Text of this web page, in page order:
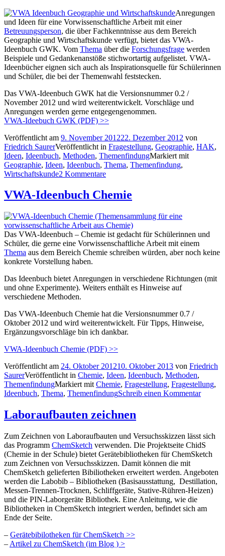
Anregungen
und Ideen für eine Vorwissenschaftliche Arbeit mit einer
Betreuungsperson, die über Fachkenntnisse aus dem Bereich
Geographie und Wirtschaftskunde verfügt, bietet das VWA-
Ideenbuch GWK. Vom Thema über die Forschungsfrage werden
Beispiele und Gedankenanstöße stichwortartig aufgelistet. VWA-
Ideenbücher eignen sich auch als Inspirationsquelle für Schülerinnen
und Schüler, die bei der Themenwahl feststecken.
Das VWA-Ideenbuch GWK hat die Versionsnummer 0.2 /
November 2012 und wird weiterentwickelt. Vorschläge und
Anregungen werden gerne entgegengenommen.
VWA-Ideebuch GWK (PDF) >>
Veröffentlicht am 9. November 201222. Dezember 2012 von
Friedrich SaurerVeröffentlicht in Fragestellung, Geographie, HAK,
Ideen, Ideenbuch, Methoden, ThemenfindungMarkiert mit
Geographie, Ideen, Ideenbuch, Thema, Themenfindung,
Wirtschaftskunde2 Kommentare
VWA-Ideenbuch Chemie
Das VWA-Ideenbuch – Chemie ist gedacht für Schülerinnen und
Schüler, die gerne eine Vorwissenschaftliche Arbeit mit einem
Thema aus dem Bereich Chemie schreiben würden, aber noch keine
konkrete Vorstellung haben.
Das Ideenbuch bietet Anregungen in verschiedene Richtungen (mit
und ohne Experimente). Weiters enthält es Hinweise auf
verschiedene Methoden.
Das VWA-Ideenbuch Chemie hat die Versionsnummer 0.7 /
Oktober 2012 und wird weiterentwickelt. Für Tipps, Hinweise,
Ergänzungsvorschläge bin ich dankbar.
VWA-Ideenbuch Chemie (PDF) >>
Veröffentlicht am 24. Oktober 201210. Oktober 2013 von Friedrich
SaurerVeröffentlicht in Chemie, Ideen, Ideenbuch, Methoden,
ThemenfindungMarkiert mit Chemie, Fragestellung, Fragestellung,
Ideenbuch, Thema, ThemenfindungSchreib einen Kommentar
Laboraufbauten zeichnen
Zum Zeichnen von Laboraufbauten und Versuchsskizzen lässt sich
das Programm ChemSketch verwenden. Die Projektseite ChidS
(Chemie in der Schule) bietet Gerätebibliotheken für ChemSketch
zum Zeichnen von Versuchsskizzen. Damit können die mit
ChemSketch gelieferten Bibiliotheken erweitert werden. Angeboten
werden die Labobib – Bibliotheken (Basisausstattung, Destillation,
Messen-Trennen-Trocknen, Schliffgeräte, Stative-Rühren-Heizen)
und die PIN-Laborgeräte Bibliothek. Eine Anleitung, wie die
Bibliotheken in ChemSketch integriert werden, befindet sich am
Ende der Seite.
– Gerätebibilotheken für ChemSketch >>
– Artikel zu ChemSketch (im Blog ) >